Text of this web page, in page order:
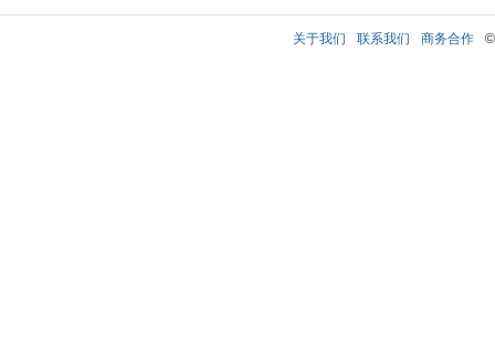
关于我们 联系我们 商务合作